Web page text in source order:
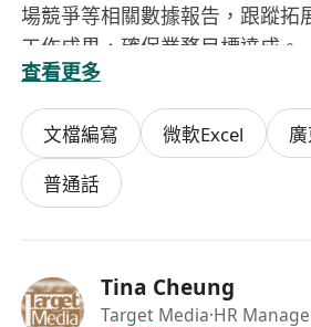
場競爭等相關數據報告，跟蹤拓
工作成果，確保業務目標達成。
入職要求：
1、資源與能力要求：具備香港
業主法團或發展商資源優先；熟
業主法團決策流程，能獨立完成
2、工作態度與溝通：工作主動
3、學歷背景：中五或以上學歷，
查看更多
文檔編寫 微軟Excel
普通話
Tina Cheung
Target Media·HR